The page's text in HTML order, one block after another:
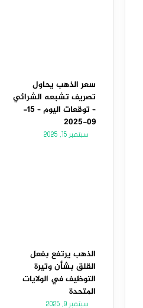
سعر الذهب يحاول
تصريف تشبعه الشرائي
– توقعات اليوم – 15-
09-2025
سبتمبر 15, 2025
الذهب يرتفع بفعل
القلق بشأن وتيرة
التوظيف في الولايات
المتحدة
سبتمبر 9, 2025